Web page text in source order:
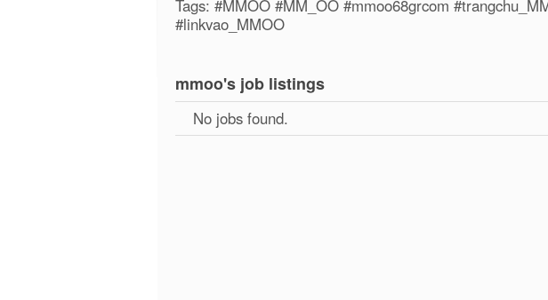
Tags: #MMOO #MM_OO #mmoo68grcom
#linkvao_MMOO
mmoo's job listings
No jobs found.